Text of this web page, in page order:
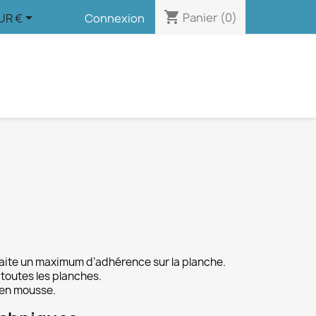
€ Connexion shopping_cart Panier (0)
un maximum d’adhérence sur la planche.
les planches.
mousse.